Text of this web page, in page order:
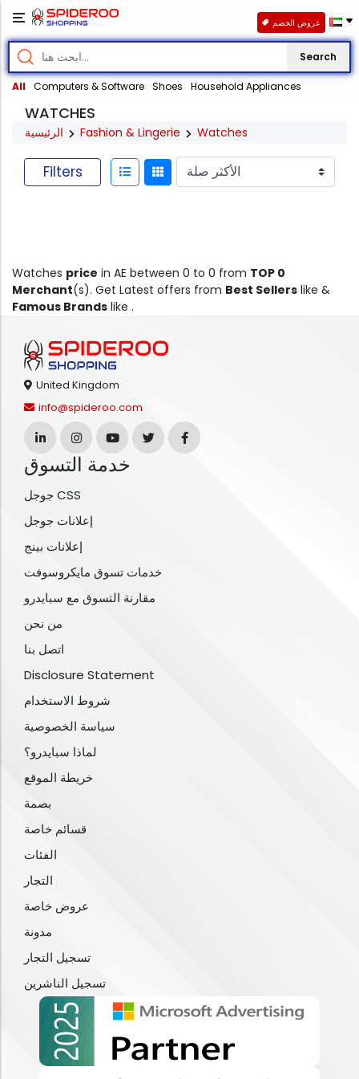
Search
All Computers & Software Shoes Household Appliances
عروض الخصم
WATCHES
الرئيسية Fashion & Lingerie Watches
Filters
Watches price in AE between 0 to 0 from TOP 0
Merchant(s). Get Latest offers from Best Sellers like &
Famous Brands like .
United Kingdom
info@spideroo.com
خدمة التسوق
جوجل CSS
إعلانات جوجل
إعلانات بينج
خدمات تسوق مايكروسوفت
مقارنة التسوق مع سبايدرو
من نحن
اتصل بنا
Disclosure Statement
شروط الاستخدام
سياسة الخصوصية
لماذا سبايدرو؟
خريطة الموقع
بصمة
قسائم خاصة
الفئات
التجار
عروض خاصة
مدونة
تسجيل التجار
تسجيل الناشرين